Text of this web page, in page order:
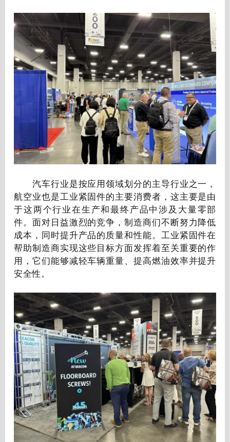
汽车行业是按应用领域划分的主导行业之一，
航空业也是工业紧固件的主要消费者，这主要是由
于这两个行业在生产和最终产品中涉及大量零部
件。面对日益激烈的竞争，制造商们不断努力降低
成本，同时提升产品的质量和性能。工业紧固件在
帮助制造商实现这些目标方面发挥着至关重要的作
用，它们能够减轻车辆重量、提高燃油效率并提升
安全性。